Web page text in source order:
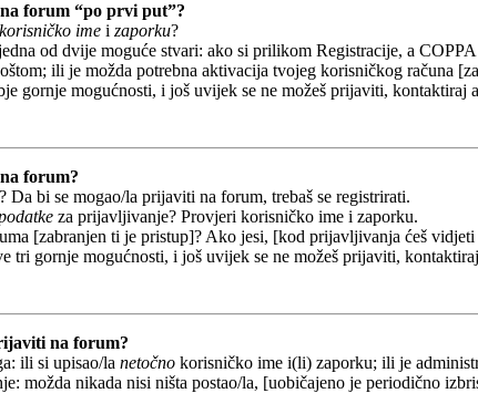
forum “po prvi put”?
korisničko ime i zaporku?
od dvije moguće stvari: ako si prilikom Registracije, a
ili je možda potrebna aktivacija tvojeg korisničkog računa
gornje mogućnosti, i još uvijek se ne možeš prijaviti,
forum?
? Da bi se mogao/la prijaviti na forum, trebaš se registrirati.
za prijavljivanje? Provjeri korisničko ime i zaporku.
[zabranjen ti je pristup]? Ako jesi, [kod prijavljivanja ćeš
tri gornje mogućnosti, i još uvijek se ne možeš prijaviti,
na forum?
ili si upisao/la netočno korisničko ime i(li) zaporku; ili je
možda nikada nisi ništa postao/la, [uobičajeno je periodično